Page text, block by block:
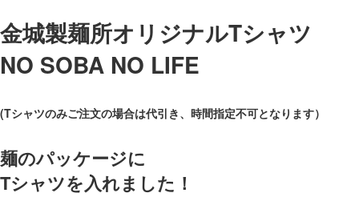
金城製麺所オリジナルTシャツ
NO SOBA NO LIFE
(Tシャツのみご注文の場合は代引き、時間指定不可となります）
麺のパッケージに
Tシャツを入れました！